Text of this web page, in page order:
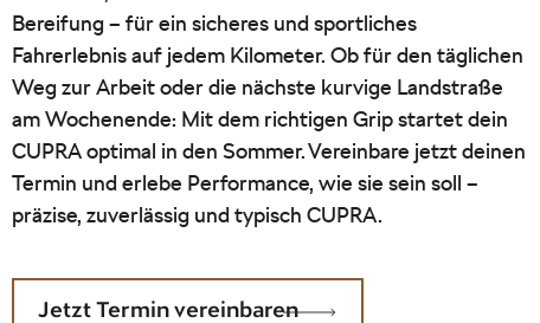
Bereifung – für ein sicheres und sportliches
Fahrerlebnis auf jedem Kilometer. Ob für den täglichen
Weg zur Arbeit oder die nächste kurvige Landstraße
am Wochenende: Mit dem richtigen Grip startet dein
CUPRA optimal in den Sommer. Vereinbare jetzt deinen
Termin und erlebe Performance, wie sie sein soll –
präzise, zuverlässig und typisch CUPRA.
Jetzt Termin vereinbaren